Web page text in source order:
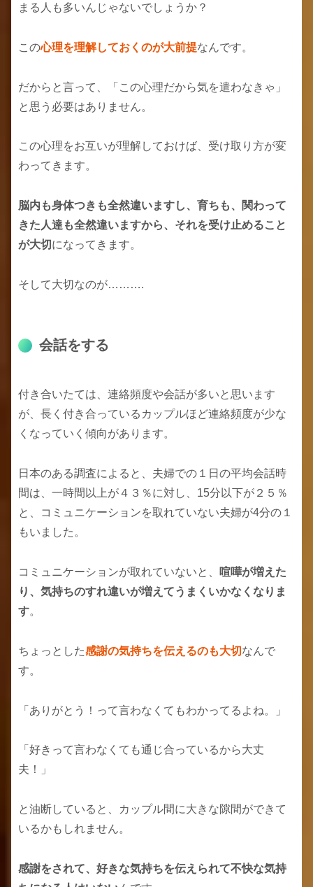
まる人も多いんじゃないでしょうか？
この心理を理解しておくのが大前提なんです。
だからと言って、「この心理だから気を遣わなきゃ」
と思う必要はありません。
この心理をお互いが理解しておけば、受け取り方が変
わってきます。
脳内も身体つきも全然違いますし、育ちも、関わって
きた人達も全然違いますから、それを受け止めること
が大切 になってきます。
そして大切なのが……….
会話をする
付き合いたては、連絡頻度や会話が多いと思います
が、長く付き合っているカップルほど連絡頻度が少な
くなっていく傾向があります。
日本のある調査によると、夫婦での１日の平均会話時
間は、一時間以上が４３％に対し、15分以下が２５％
と、コミュニケーションを取れていない夫婦が4分の１
もいました。
コミュニケーションが取れていないと、
喧嘩が増えた
り、気持ちのすれ違いが増えてうまくいかなくなりま
す。
ちょっとした感謝の気持ちを伝えるのも大切なんで
す。
「ありがとう！って言わなくてもわかってるよね。」
「好きって言わなくても通じ合っているから大丈
夫！」
と油断していると、カップル間に大きな隙間ができて
いるかもしれません。
感謝をされて、好きな気持ちを伝えられて不快な気持